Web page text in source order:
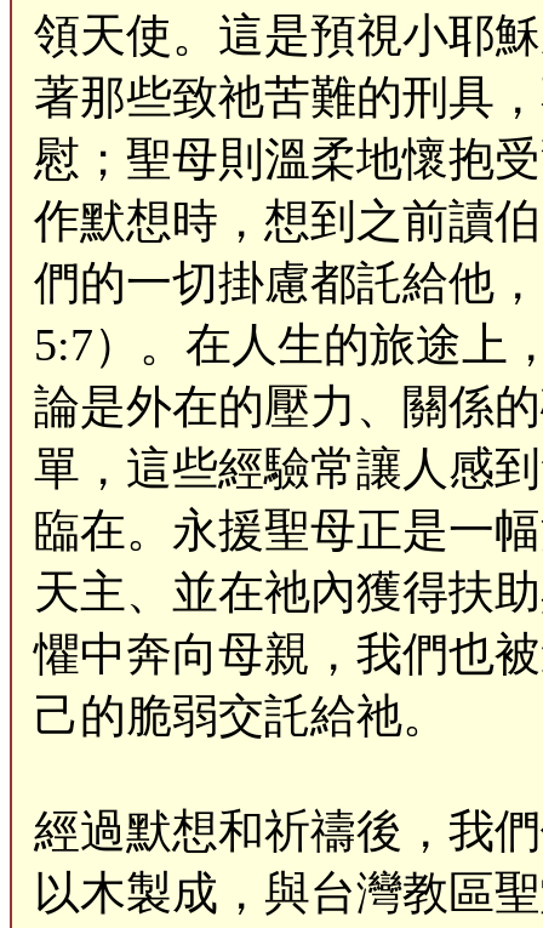
領天使。這是預視小耶
著那些致祂苦難的刑具
慰；聖母則溫柔地懷抱
作默想時，想到之前讀
們的一切掛慮都託給他
5:7）。在人生的旅途上
論是外在的壓力、關係
單，這些經驗常讓人感
臨在。永援聖母正是一
天主、並在祂內獲得扶
懼中奔向母親，我們也
己的脆弱交託給祂。
經過默想和祈禱後，我
以木製成，與台灣教區